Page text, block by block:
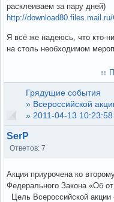
расклеиваем за пару дней)
http://
Я всё же надеюсь, что кто-
на столь необходимом
Грядущие события
» Всероссийской
» 2011-04-13 10:23:58
SerP
Ответов: 7
Акция приурочена ко
Федерального Закона «Об
Цель Всероссийской акции